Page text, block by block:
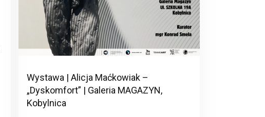
Wystawa | Alicja Maćkowiak –
„Dyskomfort” | Galeria MAGAZYN,
Kobylnica